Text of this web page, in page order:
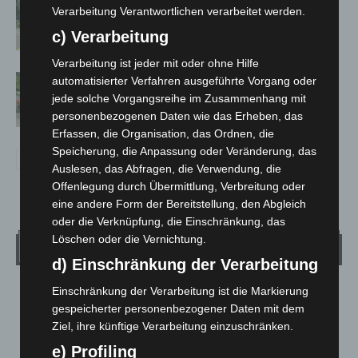
Brand im „Haus der Begegnung“ in
Neuwarmbüchen schnell eingedämmt
Region Hannover: 21 neue
Notfallsanitäter starten beim Roten
Kreuz
Wetter
LANGENHAGEN
Bedeckt
Verarbeitung Verantwortlichen verarbeitet werden.
c) Verarbeitung
Verarbeitung ist jeder mit oder ohne Hilfe
automatisierter Verfahren ausgeführte Vorgang oder
jede solche Vorgangsreihe im Zusammenhang mit
personenbezogenen Daten wie das Erheben, das
Erfassen, die Organisation, das Ordnen, die
Speicherung, die Anpassung oder Veränderung, das
Auslesen, das Abfragen, die Verwendung, die
Offenlegung durch Übermittlung, Verbreitung oder
eine andere Form der Bereitstellung, den Abgleich
oder die Verknüpfung, die Einschränkung, das
Löschen oder die Vernichtung.
d) Einschränkung der Verarbeitung
Einschränkung der Verarbeitung ist die Markierung
gespeicherter personenbezogener Daten mit dem
Ziel, ihre künftige Verarbeitung einzuschränken.
e) Profiling